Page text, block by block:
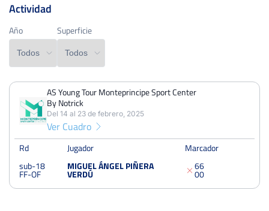
Edad
Año Superficie
PERDIDOSPARTIDOS GANADOS
1
PERDIDOS SETS
2
PERDIDOS JUEGOS GANADOS
12 12 0
Actividad
Año Superficie
AS Young Tour Monteprincipe Sport Center
By Notrick
Del 14 al 23 de febrero, 2025
Ver Cuadro
Rd Jugador
Marcador
sub-18
FF-OF
MIGUEL ÁNGEL PIÑERA
VERDÚ
6
0
6
0